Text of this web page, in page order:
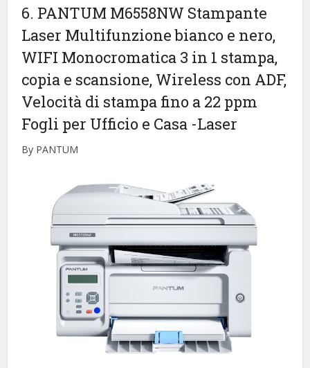
6. PANTUM M6558NW Stampante
Laser Multifunzione bianco e nero,
WIFI Monocromatica 3 in 1 stampa,
copia e scansione, Wireless con ADF,
Velocità di stampa fino a 22 ppm
Fogli per Ufficio e Casa -Laser
By PANTUM